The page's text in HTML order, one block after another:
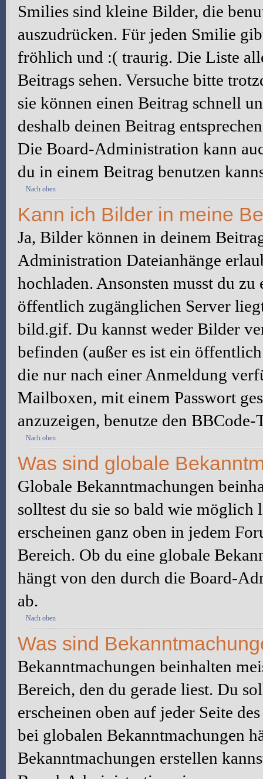
Smilies sind kleine Bilder, die
auszudrücken. Für jeden Smilie
fröhlich und :( traurig. Die Liste
Beitrags sehen. Versuche bitte
sie können einen Beitrag schnell
deshalb deinen Beitrag
Die Board-Administration kann
du in einem Beitrag benutzen
Nach oben
Kann ich Bilder in meine
Ja, Bilder können in deinem
Administration Dateianhänge
hochladen. Ansonsten musst du
öffentlich zugänglichen Server
bild.gif. Du kannst weder Bilder
befinden (außer es ist ein
die nur nach einer Anmeldung
Mailboxen, mit einem Passwort
anzuzeigen, benutze den
Nach oben
Was sind globale
Globale Bekanntmachungen
solltest du sie so bald wie möglich
erscheinen ganz oben in jedem
Bereich. Ob du eine globale
hängt von den durch die Board-
ab.
Nach oben
Was sind
Bekanntmachungen beinhalten
Bereich, den du gerade liest. Du
erscheinen oben auf jeder Seite
bei globalen Bekanntmachungen
Bekanntmachungen erstellen